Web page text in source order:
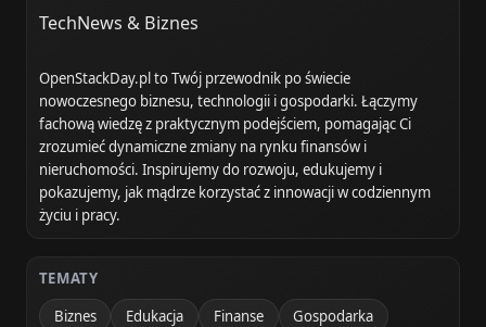
TechNews & Biznes
OpenStackDay.pl to Twój przewodnik po świecie
nowoczesnego biznesu, technologii i gospodarki. Łączymy
fachową wiedzę z praktycznym podejściem, pomagając Ci
zrozumieć dynamiczne zmiany na rynku finansów i
nieruchomości. Inspirujemy do rozwoju, edukujemy i
pokazujemy, jak mądrze korzystać z innowacji w codziennym
życiu i pracy.
TEMATY
Biznes
Edukacja Finanse
Gospodarka